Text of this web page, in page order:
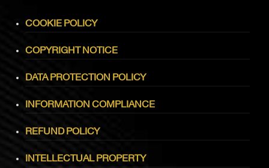
COOKIE POLICY
COPYRIGHT NOTICE
DATA PROTECTION POLICY
INFORMATION COMPLIANCE
REFUND POLICY
INTELLECTUAL PROPERTY